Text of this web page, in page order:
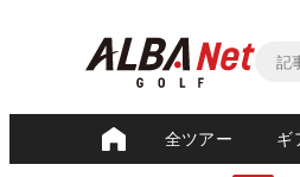
全ツアー ギ